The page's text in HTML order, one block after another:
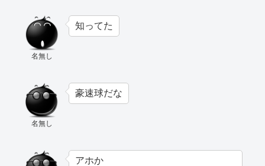
名無し
知ってた
名無し
豪速球だな
アホか